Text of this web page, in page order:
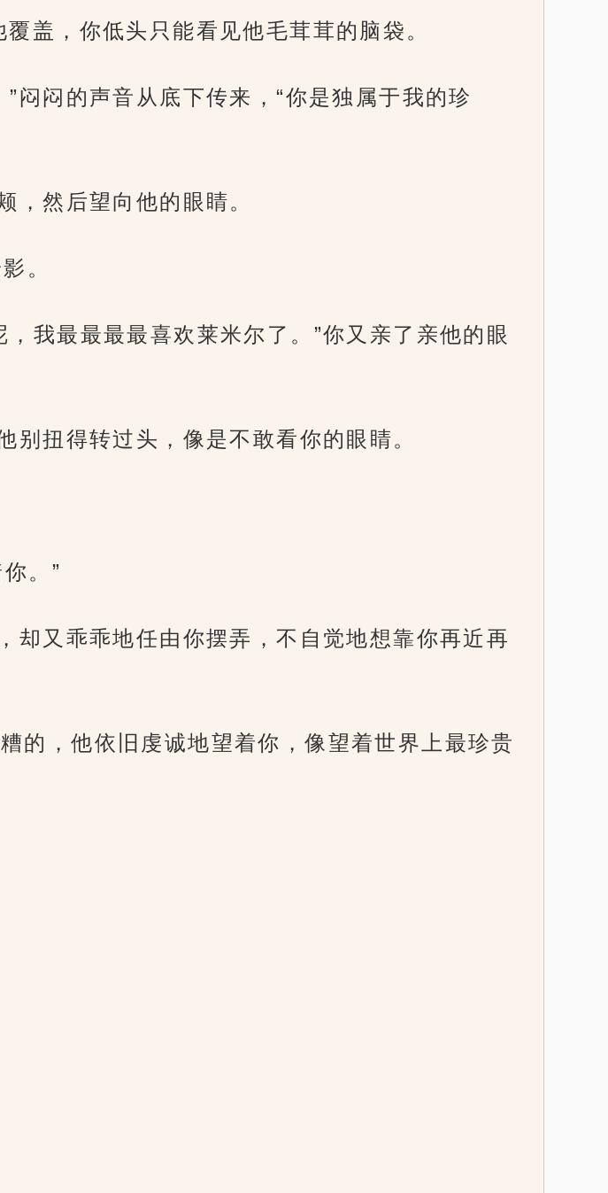
盖，你低头只能看见他毛茸茸的脑袋。
闷闷的声音从底下传来，“你是独属于我的珍
，然后望向他的眼睛。
。
我最最最最喜欢莱米尔了。”你又亲了亲他的眼
别扭得转过头，像是不敢看你的眼睛。
。”
却又乖乖地任由你摆弄，不自觉地想靠你再近再
的，他依旧虔诚地望着你，像望着世界上最珍贵